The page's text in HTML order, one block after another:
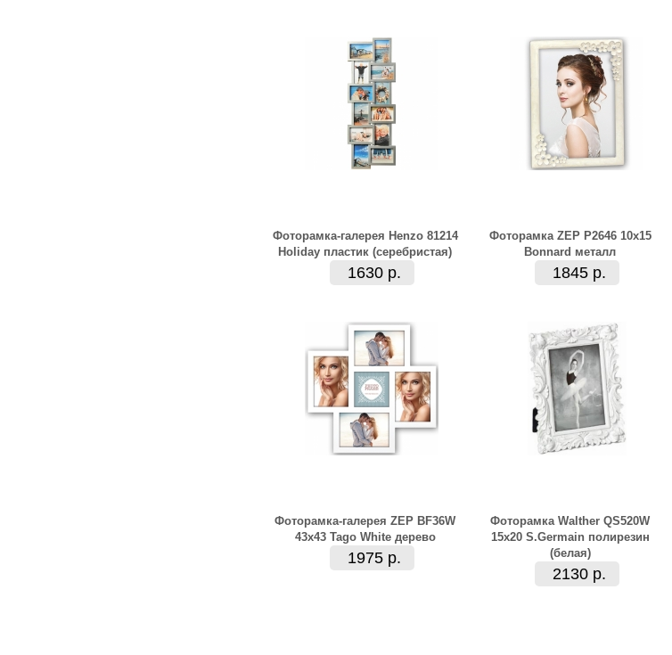
Фоторамка-галерея Henzo 81214
Holiday пластик (серебристая)
1630 р.
Фоторамка ZEP P2646 10x15
Bonnard металл
1845 р.
Фоторамка-галерея ZEP BF36W
43x43 Tago White дерево
1975 р.
Фоторамка Walther QS520W
15x20 S.Germain полирезин
(белая)
2130 р.